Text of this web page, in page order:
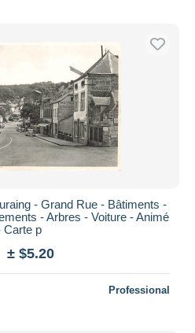
- Grand Rue - Bâtiments -
- Arbres - Voiture - Animé
Carte p
± $5.20
Professional